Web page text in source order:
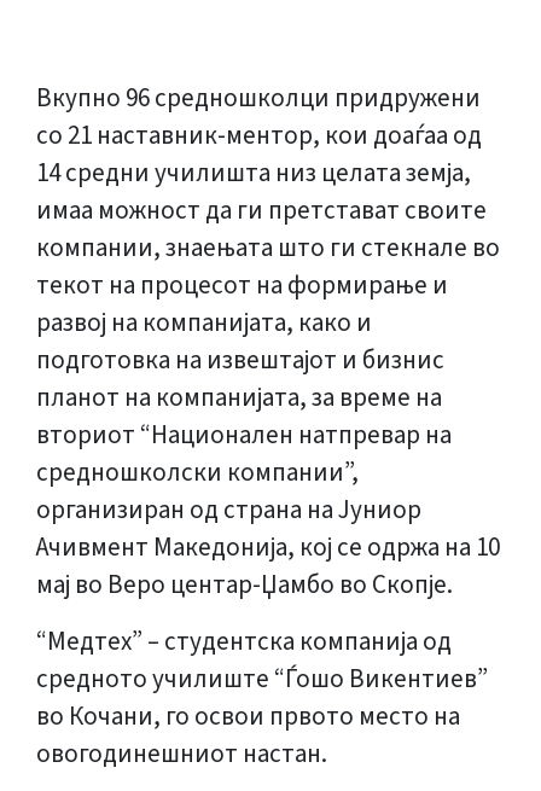
Вкупно 96 средношколци придружени
со 21 наставник-ментор, кои доаѓаа од
14 средни училишта низ целата земја,
имаа можност да ги претстават своите
компании, знаењата што ги стекнале во
текот на процесот на формирање и
развој на компанијата, како и
подготовка на извештајот и бизнис
планот на компанијата, за време на
вториот “Национален натпревар на
средношколски компании”,
организиран од страна на Јуниор
Ачивмент Македонија, кој се одржа на 10
мај во Веро центар-Џамбо во Скопје.
“Медтех” – студентска компанија од
средното училиште “Ѓошо Викентиев”
во Кочани, го освои првото место на
овогодинешниот настан.